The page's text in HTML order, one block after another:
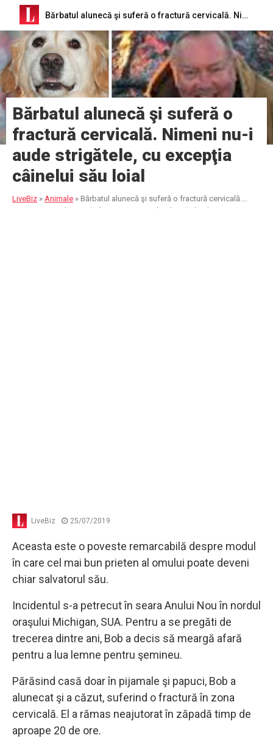
Bărbatul alunecă şi suferă o fractură cervicală. Nimeni nu-i aude strigătele, cu excepţia câinelui său loial
Bărbatul alunecă şi suferă o
fractură cervicală. Nimeni nu-i
aude strigătele, cu excepţia
câinelui său loial
LiveBiz » Animale » Bărbatul alunecă şi suferă o fractură cervicală.
Nimeni nu-i aude strigătele, cu excepţia câinelui său loial
LiveBiz 25/07/2019
Aceasta este o poveste remarcabilă despre modul
în care cel mai bun prieten al omului poate deveni
chiar salvatorul său.
Incidentul s-a petrecut în seara Anului Nou în nordul
oraşului Michigan, SUA. Pentru a se pregăti de
trecerea dintre ani, Bob a decis să meargă afară
pentru a lua lemne pentru şemineu.
Părăsind casă doar în pijamale şi papuci, Bob a
alunecat şi a căzut, suferind o fractură în zona
cervicală. El a rămas neajutorat în zăpadă timp de
aproape 20 de ore.